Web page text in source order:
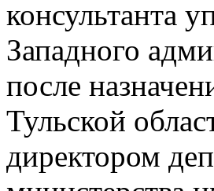
консультанта
Западного
после
Тульской
директором